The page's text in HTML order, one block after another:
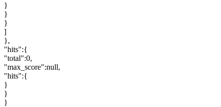
}
}
}
]
},
"hits":{
"total":0,
"max_score":null,
"hits":{
}
}
}